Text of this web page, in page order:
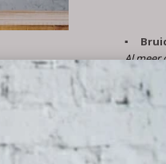
Al meer
en
wens en
of eens
Hoe